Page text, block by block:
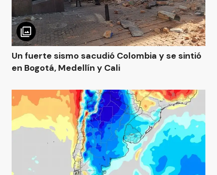
Un fuerte sismo sacudió Colombia y se sintió
en Bogotá, Medellín y Cali